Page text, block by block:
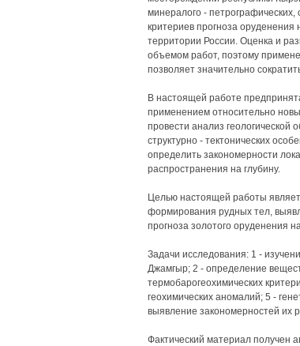
минералого - петрографических,
критериев прогноза
территории России. Оценка и
объемом работ, поэтому
позволяет значительно
В настоящей работе
применением относительно
провести анализ геологической
структурно - тектонических
определить закономерности
распространения на глубину.
Целью настоящей работы
формирования рудных тел,
прогноза золотого оруденения
Задачи исследования: 1 -
Джамгыр; 2 - определение
термобарогеохимических
геохимических аномалий; 5 -
выявление закономерностей их
Фактический материал получен